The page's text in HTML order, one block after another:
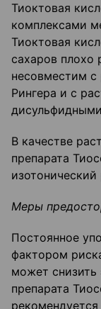
Тиоктовая
комплексами
Тиоктовая
сахаров
несовместим
Рингера и с
В качестве
препарата
Меры
Постоянное
фактором
может снизить
препарата